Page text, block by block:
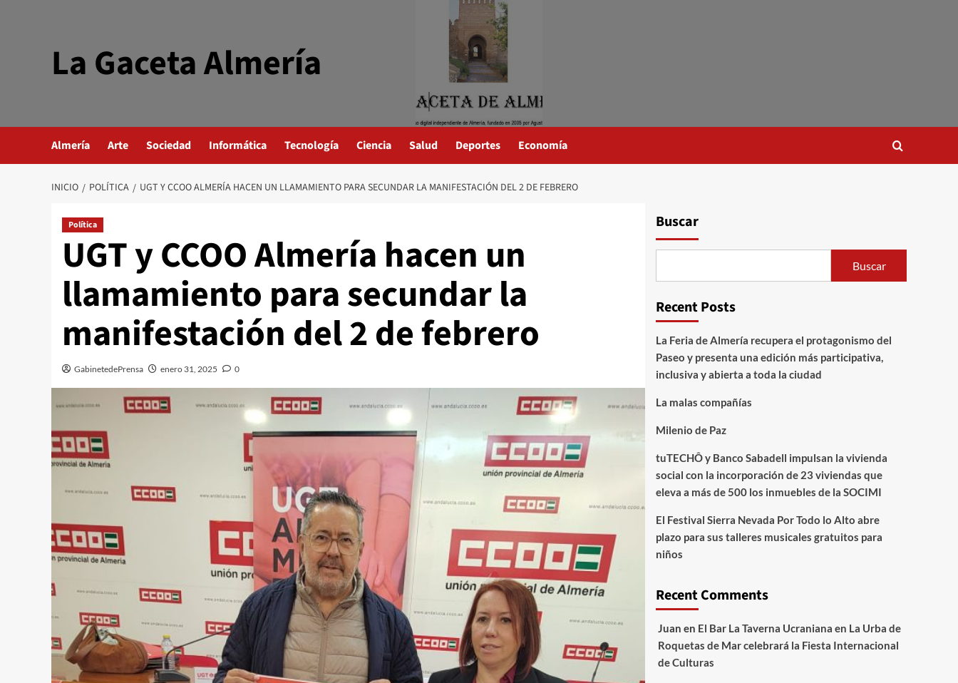
La Gaceta Almería
Almería Arte Sociedad Informática Tecnología Ciencia Salud Deportes Economía
INICIO POLÍTICA UGT Y CCOO ALMERÍA HACEN UN LLAMAMIENTO PARA SECUNDAR LA MANIFESTACIÓN DEL 2 DE FEBRERO
Política
UGT y CCOO Almería hacen un
llamamiento para secundar la
manifestación del 2 de febrero
GabinetedePrensa enero 31, 2025 0
Buscar
Buscar
Recent Posts
La Feria de Almería recupera el protagonismo del
Paseo y presenta una edición más participativa,
inclusiva y abierta a toda la ciudad
La malas compañías
Milenio de Paz
tuTECHÔ y Banco Sabadell impulsan la vivienda
social con la incorporación de 23 viviendas que
eleva a más de 500 los inmuebles de la SOCIMI
El Festival Sierra Nevada Por Todo lo Alto abre
plazo para sus talleres musicales gratuitos para
niños
Recent Comments
Juan en El Bar La Taverna Ucraniana en La Urba de
Roquetas de Mar celebrará la Fiesta Internacional
de Culturas